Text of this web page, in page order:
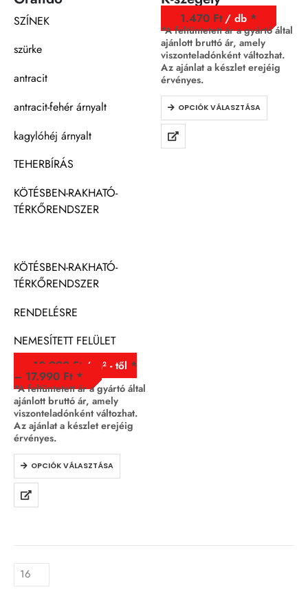
SZÍNEK
szürke
antracit
antracit-fehér árnyalt
kagylóhéj árnyalt
TEHERBÍRÁS
KÖTÉSBEN-RAKHATÓ-
TÉRKŐRENDSZER
KÖTÉSBEN-RAKHATÓ-
TÉRKŐRENDSZER
RENDELÉSRE
NEMESÍTETT FELÜLET
10.990 Ft / m² - től
– 17.990 Ft
*A feltüntetett ár a gyártó által
ajánlott bruttó ár, amely
viszonteladónként változhat.
Az ajánlat a készlet erejéig
érvényes.
OPCIÓK VÁLASZTÁSA
1.470 Ft/ db
*A feltüntetett ár a gyártó által
ajánlott bruttó ár, amely
viszonteladónként változhat.
Az ajánlat a készlet erejéig
érvényes.
OPCIÓK VÁLASZTÁSA